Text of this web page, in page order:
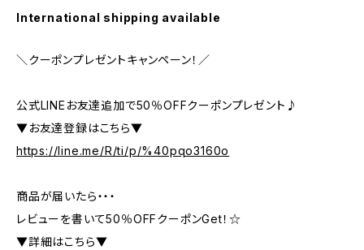
International shipping available
＼クーポンプレゼントキャンペーン！／
公式LINEお友達追加で50％OFFクーポンプレゼント♪
▼お友達登録はこちら▼
https://line.me/R/ti/p/%40pqo3160o
商品が届いたら・・・
レビューを書いて50％OFFクーポンGet！☆
▼詳細はこちら▼